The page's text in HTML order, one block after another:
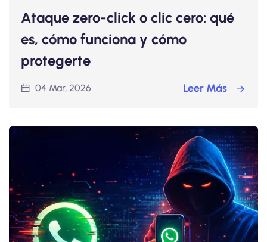
Ataque zero-click o clic cero: qué
es, cómo funciona y cómo
protegerte
04 Mar, 2026 Leer Más